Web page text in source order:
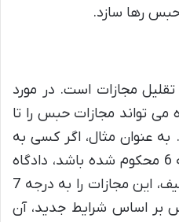
حبس رها سازد.
تقلیل مجازات است. در مورد
درجه 6، دادگاه می تواند مجازات حبس را تا
عنوان مثال، اگر کسی به
یک سال حبس تعزیری درجه 6 محکوم شده باشد، دادگاه
می تواند با اعمال جهات تخفیف، این مجازات را به درجه 7
سپس بر اساس شرایط جدید، آن